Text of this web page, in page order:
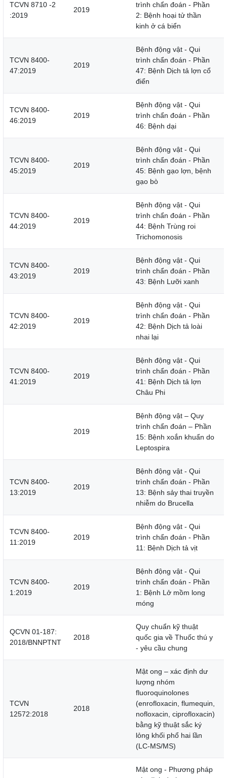
TCVN 8710 -2
:2019
2019
trình chẩn đoán - Phần
2: Bệnh hoại tử thần
kinh ở cá biển
TCVN 8400-
47:2019
2019
Bệnh động vật - Qui
trình chẩn đoán - Phần
47: Bệnh Dịch tả lợn cổ
điển
TCVN 8400-
46:2019
2019
Bệnh động vật - Qui
trình chẩn đoán - Phần
46: Bệnh dại
TCVN 8400-
45:2019
2019
Bệnh động vật - Qui
trình chẩn đoán - Phần
45: Bệnh gạo lợn, bệnh
gạo bò
TCVN 8400-
44:2019
2019
Bệnh động vật - Qui
trình chẩn đoán - Phần
44: Bệnh Trùng roi
Trichomonosis
TCVN 8400-
43:2019
2019
Bệnh động vật - Qui
trình chẩn đoán - Phần
43: Bệnh Lưỡi xanh
TCVN 8400-
42:2019
2019
Bệnh động vật - Qui
trình chẩn đoán - Phần
42: Bệnh Dịch tả loài
nhai lại
TCVN 8400-
41:2019
2019
Bệnh động vật - Qui
trình chẩn đoán - Phần
41: Bệnh Dịch tả lợn
Châu Phi
2019
Bệnh động vật – Quy
trình chẩn đoán – Phần
15: Bệnh xoắn khuẩn do
Leptospira
TCVN 8400-
13:2019
2019
Bệnh động vật - Qui
trình chẩn đoán - Phần
13: Bệnh sảy thai truyền
nhiễm do Brucella
TCVN 8400-
11:2019
2019
Bệnh động vật - Qui
trình chẩn đoán - Phần
11: Bệnh Dịch tả vịt
TCVN 8400-
1:2019
2019
Bệnh động vật - Qui
trình chẩn đoán - Phần
1: Bệnh Lở mồm long
móng
QCVN 01-187:
2018/BNNPTNT
2018
Quy chuẩn kỹ thuật
quốc gia về Thuốc thú y
- yêu cầu chung
TCVN
12572:2018
2018
Mật ong – xác định dư
lượng nhóm
fluoroquinolones
(enrofloxacin, flumequin,
nofloxacin, ciprofloxacin)
bằng kỹ thuật sắc ký
lỏng khối phổ hai lần
(LC-MS/MS)
Mật ong - Phương pháp